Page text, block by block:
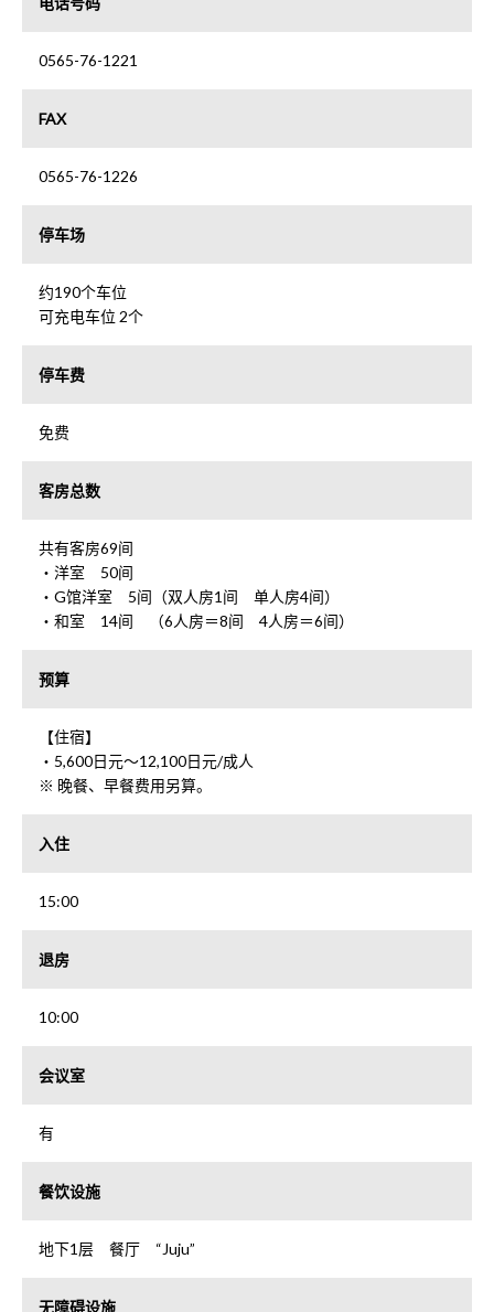
0565-76-1221
FAX
0565-76-1226
停车场
约190个车位
可充电车位 2个
停车费
免费
客房总数
共有客房69间
・洋室 50间
・G馆洋室 5间（双人房1间 单人房4间）
・和室 14间 （6人房＝8间 4人房＝6间）
预算
【住宿】
・5,600日元～12,100日元/成人
※ 晚餐、早餐费用另算。
入住
15:00
退房
10:00
会议室
有
餐饮设施
地下1层 餐厅 “Juju”
无障碍设施